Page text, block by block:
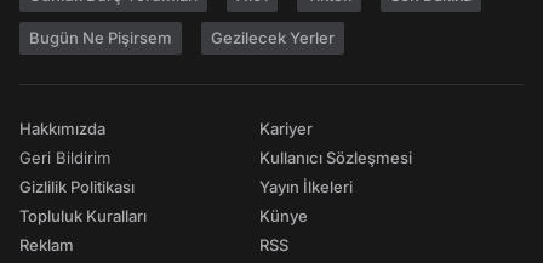
Bugün Ne Pişirsem Gezilecek Yerler
Hakkımızda
Geri Bildirim
Gizlilik Politikası
Topluluk Kuralları
Reklam
Kariyer
Kullanıcı Sözleşmesi
Yayın İlkeleri
Künye
RSS